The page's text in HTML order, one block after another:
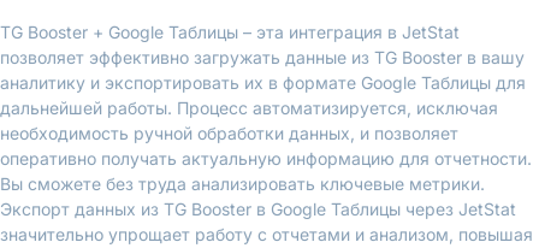
TG Booster + Google Таблицы – эта интеграция в JetStat
позволяет эффективно загружать данные из TG Booster в вашу
аналитику и экспортировать их в формате Google Таблицы для
дальнейшей работы. Процесс автоматизируется, исключая
необходимость ручной обработки данных, и позволяет
оперативно получать актуальную информацию для отчетности.
Вы сможете без труда анализировать ключевые метрики.
Экспорт данных из TG Booster в Google Таблицы через JetStat
значительно упрощает работу с отчетами и анализом, повышая